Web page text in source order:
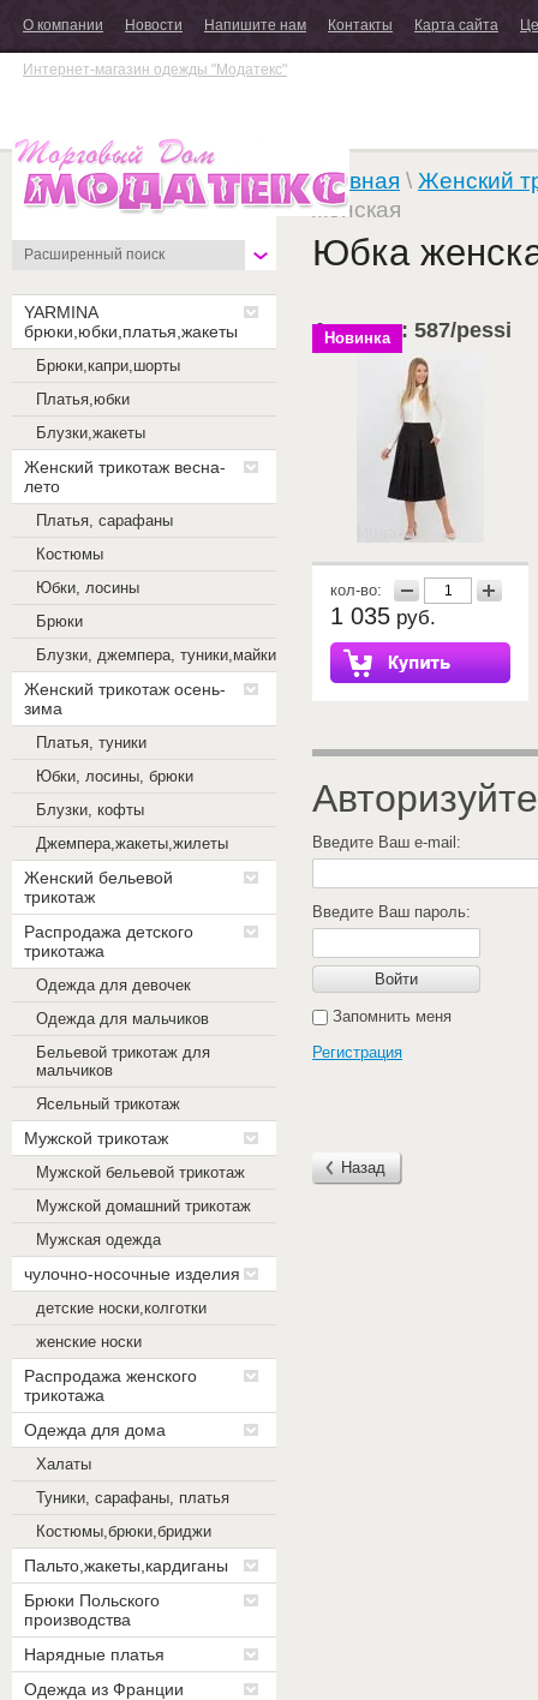
О компании Новости Напишите нам Контакты Карта сайта
Интернет-магазин одежды "Модатекс"
Расширенный поиск
YARMINA
брюки,юбки,платья,жакеты
Брюки,капри,шорты
Платья,юбки
Блузки,жакеты
Женский трикотаж весна-
лето
Платья, сарафаны
Костюмы
Юбки, лосины
Брюки
Блузки, джемпера, туники,майки
Женский трикотаж осень-
зима
Платья, туники
Юбки, лосины, брюки
Блузки, кофты
Джемпера,жакеты,жилеты
Женский бельевой
трикотаж
Распродажа детского
трикотажа
Одежда для девочек
Одежда для мальчиков
Бельевой трикотаж для
мальчиков
Ясельный трикотаж
Мужской трикотаж
Мужской бельевой трикотаж
Мужской домашний трикотаж
Мужская одежда
чулочно-носочные изделия
детские носки,колготки
женские носки
Распродажа женского
трикотажа
Одежда для дома
Халаты
Туники, сарафаны, платья
Костюмы,брюки,бриджи
Пальто,жакеты,кардиганы
Брюки Польского
производства
Нарядные платья
Одежда из Франции
Главная \ Женский
женская
Юбка
Артикул: 587/pessi
Новинка
кол-во:
1 035 руб.
Введите Ваш e-mail:
Введите Ваш пароль:
Войти
Запомнить меня
Регистрация
Назад